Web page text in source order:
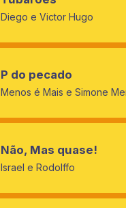
Diego e Victor Hugo
P do pecado
Menos é Mais e Simone
Não, Mas quase!
Israel e Rodolffo